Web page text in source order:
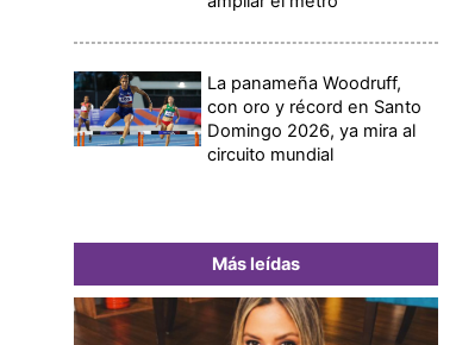
La panameña Woodruff,
con oro y récord en Santo
Domingo 2026, ya mira al
circuito mundial
Más leídas